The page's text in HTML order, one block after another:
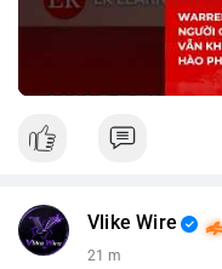
Nguồn: KIEN THUC
Vlike Wire
21 m